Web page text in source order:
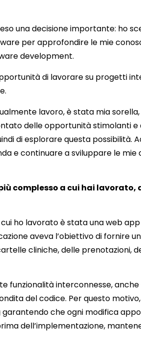
una decisione importante: ho
per approfondire le mie
development.
di lavorare su progetti
lavoro, è stata mia
delle opportunità stimolanti e
di esplorare questa possibilità.
e continuare a sviluppare le
complesso a cui hai
ho lavorato è stata una web
aveva l’obiettivo di fornire
cliniche, delle prenotazioni,
funzionalità interconnesse,
del codice. Per questo
che ogni modifica
dell’implementazione,